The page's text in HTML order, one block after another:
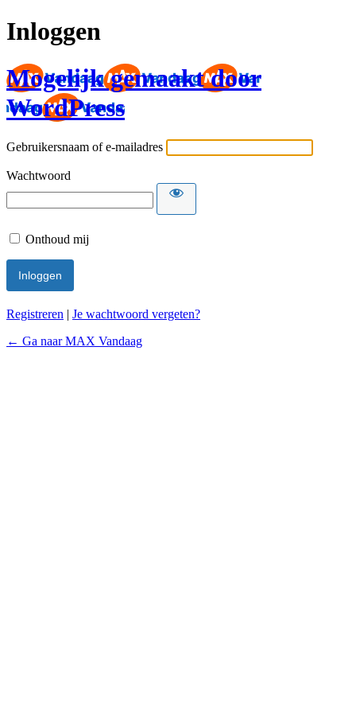
Inloggen
Mogelijk gemaakt door
WordPress
Gebruikersnaam of e-mailadres
Wachtwoord
Onthoud mij
Registreren | Je wachtwoord vergeten?
← Ga naar MAX Vandaag